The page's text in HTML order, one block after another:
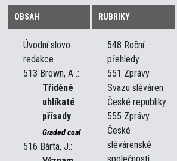
OBSAH
Úvodní slovo
redakce
513 Brown, A .:
Tříděné
uhlíkaté
přísady
Graded coal
516 Bárta, J.:
RUBRIKY
548 Roční
přehledy
551 Zprávy
Svazu sléváren
České republiky
555 Zprávy
České
slévárenské